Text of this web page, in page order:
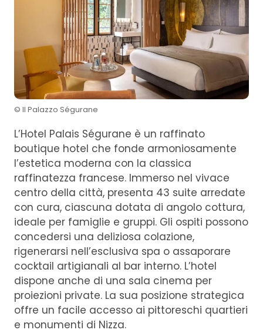
© Il Palazzo Ségurane
L’Hotel Palais Ségurane è un raffinato
boutique hotel che fonde armoniosamente
l’estetica moderna con la classica
raffinatezza francese. Immerso nel vivace
centro della città, presenta 43 suite arredate
con cura, ciascuna dotata di angolo cottura,
ideale per famiglie e gruppi. Gli ospiti possono
concedersi una deliziosa colazione,
rigenerarsi nell’esclusiva spa o assaporare
cocktail artigianali al bar interno. L’hotel
dispone anche di una sala cinema per
proiezioni private. La sua posizione strategica
offre un facile accesso ai pittoreschi quartieri
e monumenti di Nizza.